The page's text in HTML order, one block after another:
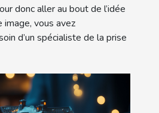
donc aller au bout de l’idée
image, vous avez
d’un spécialiste de la prise